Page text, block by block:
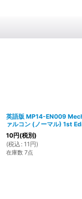
英語版 MP14-EN009
ァルコン (ノーマル) 1st
10円(税別)
(税込 : 11 円)
在庫数 7点